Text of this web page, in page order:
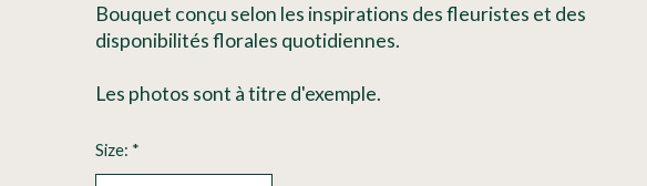
Bouquet conçu selon les inspirations des fleuristes et des
disponibilités florales quotidiennes.
Les photos sont à titre d'exemple.
Size: *